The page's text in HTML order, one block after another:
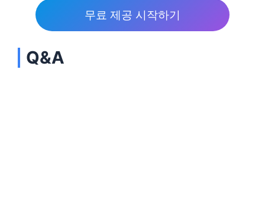
무료 제공 시작하기
Q&A